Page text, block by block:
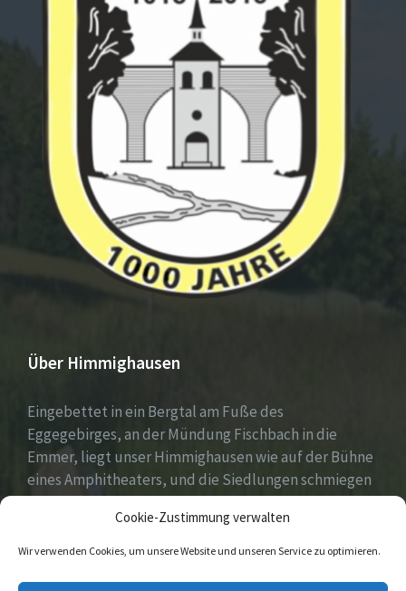
Cookie-Zustimmung verwalten
Wir verwenden Cookies, um unsere Website und unseren Service zu optimieren.
Über Himmighausen
Eingebettet in ein Bergtal am Fuße des
Eggegebirges, an der Mündung Fischbach in die
Emmer, liegt unser Himmighausen wie auf der Bühne
eines Amphitheaters, und die Siedlungen schmiegen
sich an die umgebenden, seit Jahrhunderten mit
Mischwäldern bepflanzten Berge.